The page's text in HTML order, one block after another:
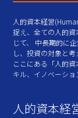
人的資本経営
捉え、全ての人的
じて、 中長期的に
し、投資の対象と考
ここにある「人的
キル、イノベーショ
人的資本経